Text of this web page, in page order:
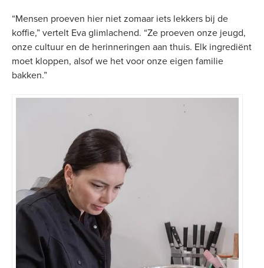
“Mensen proeven hier niet zomaar iets lekkers bij de
koffie,” vertelt Eva glimlachend. “Ze proeven onze jeugd,
onze cultuur en de herinneringen aan thuis. Elk ingrediënt
moet kloppen, alsof we het voor onze eigen familie
bakken.”